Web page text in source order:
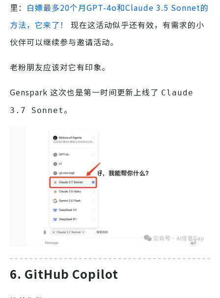
里： 白嫖最多20个月GPT-4o和Claude 3.5 Sonnet的
方法，它来了！
现在这活动似乎还有效，有需求的小
伙伴可以继续参与邀请活动。
老粉朋友应该对它有印象。
Genspark 这次也是第一时间更新上线了 Claude
3.7 Sonnet 。
6. GitHub Copilot